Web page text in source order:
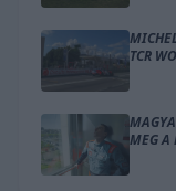
TCR
MEG A